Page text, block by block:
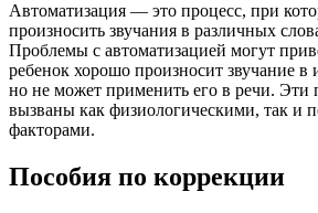
Автоматизация — это процесс, при
произносить звучания в различных
Проблемы с автоматизацией могут
ребенок хорошо произносит звучание в
но не может применить его в речи. Эти
вызваны как физиологическими, так и
факторами.
Пособия по коррекции